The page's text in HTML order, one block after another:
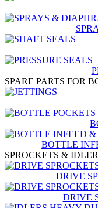
SPARE PARTS FOR
BOTTLE
SPROCKETS &
DRIVE
DRIVE